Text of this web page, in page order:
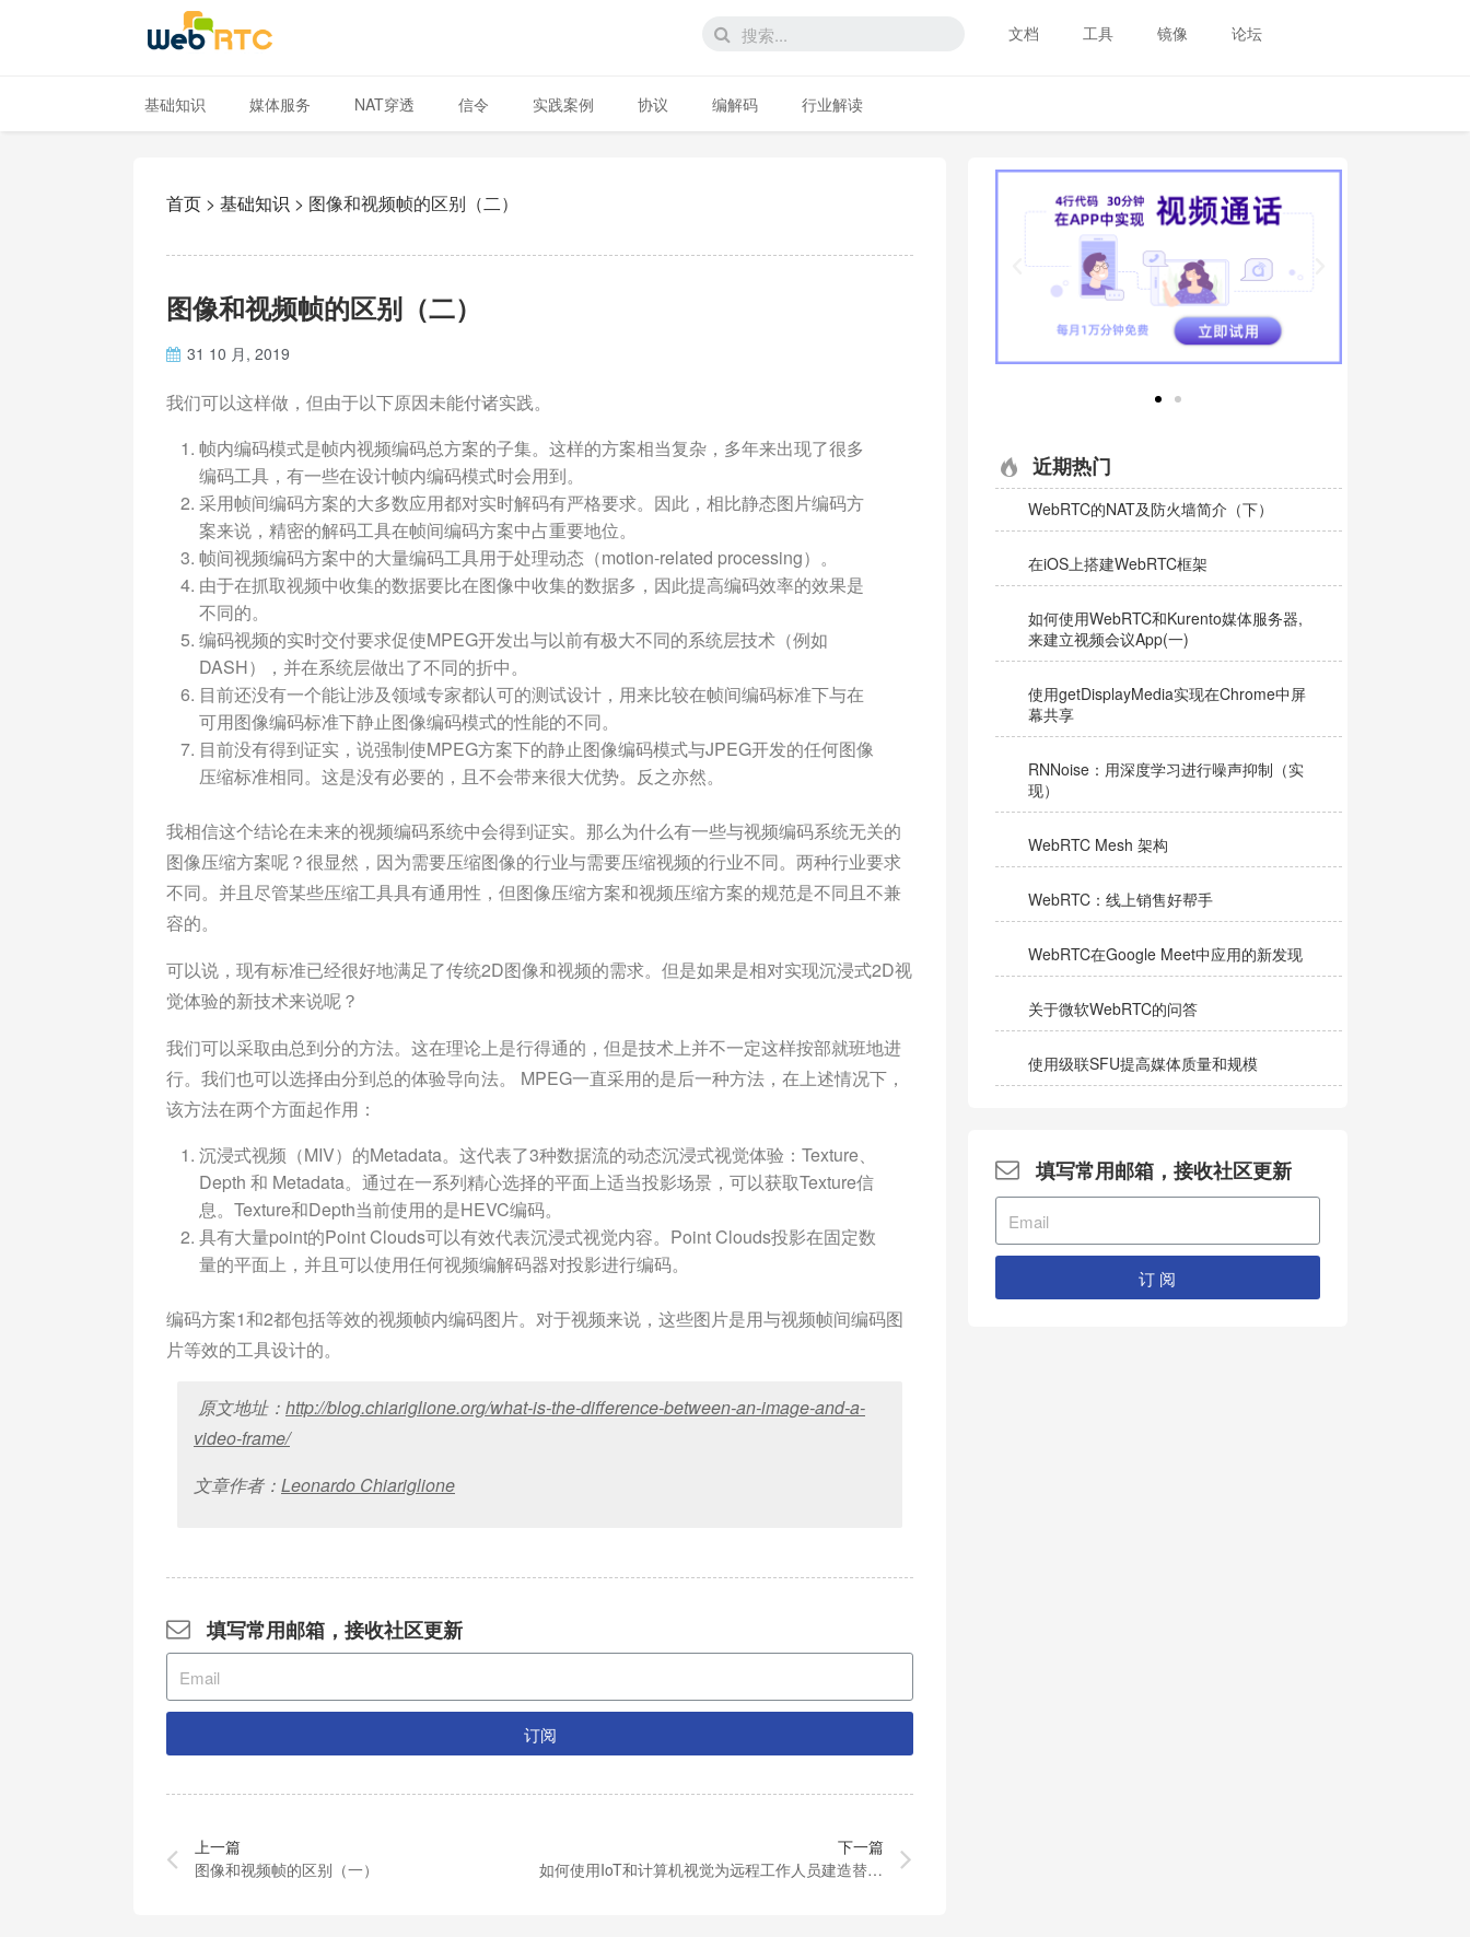
文档 工具 镜像 论坛
基础知识 媒体服务 NAT穿透 信令 实践案例 协议 编解码 行业解读
首页 > 基础知识 > 图像和视频帧的区别（二）
图像和视频帧的区别（二）
31 10 月, 2019
我们可以这样做，但由于以下原因未能付诸实践。
帧内编码模式是帧内视频编码总方案的子集。这样的方案相当复杂，多年来出现了很多
编码工具，有一些在设计帧内编码模式时会用到。
采用帧间编码方案的大多数应用都对实时解码有严格要求。因此，相比静态图片编码方
案来说，精密的解码工具在帧间编码方案中占重要地位。
帧间视频编码方案中的大量编码工具用于处理动态（motion-related processing）。
由于在抓取视频中收集的数据要比在图像中收集的数据多，因此提高编码效率的效果是
不同的。
编码视频的实时交付要求促使MPEG开发出与以前有极大不同的系统层技术（例如
DASH），并在系统层做出了不同的折中。
目前还没有一个能让涉及领域专家都认可的测试设计，用来比较在帧间编码标准下与在
可用图像编码标准下静止图像编码模式的性能的不同。
目前没有得到证实，说强制使MPEG方案下的静止图像编码模式与JPEG开发的任何图像
压缩标准相同。这是没有必要的，且不会带来很大优势。反之亦然。
我相信这个结论在未来的视频编码系统中会得到证实。那么为什么有一些与视频编码系统无关的
图像压缩方案呢？很显然，因为需要压缩图像的行业与需要压缩视频的行业不同。两种行业要求
不同。并且尽管某些压缩工具具有通用性，但图像压缩方案和视频压缩方案的规范是不同且不兼
容的。
可以说，现有标准已经很好地满足了传统2D图像和视频的需求。但是如果是相对实现沉浸式2D视
觉体验的新技术来说呢？
我们可以采取由总到分的方法。这在理论上是行得通的，但是技术上并不一定这样按部就班地进
行。我们也可以选择由分到总的体验导向法。 MPEG一直采用的是后一种方法，在上述情况下，
该方法在两个方面起作用：
沉浸式视频（MIV）的Metadata。这代表了3种数据流的动态沉浸式视觉体验：Texture、
Depth 和 Metadata。通过在一系列精心选择的平面上适当投影场景，可以获取Texture信
息。Texture和Depth当前使用的是HEVC编码。
具有大量point的Point Clouds可以有效代表沉浸式视觉内容。Point Clouds投影在固定数
量的平面上，并且可以使用任何视频编解码器对投影进行编码。
编码方案1和2都包括等效的视频帧内编码图片。对于视频来说，这些图片是用与视频帧间编码图
片等效的工具设计的。
原文地址： http://blog.chiariglione.org/what-is-the-difference-between-an-image-and-a-
video-frame/
文章作者： Leonardo Chiariglione
填写常用邮箱，接收社区更新
订阅
上一篇
图像和视频帧的区别（一）
下一篇
如何使用IoT和计算机视觉为远程工作人员建造替代机器人（一）
近期热门
WebRTC的NAT及防火墙简介（下）
在iOS上搭建WebRTC框架
如何使用WebRTC和Kurento媒体服务器,
来建立视频会议App(一)
使用getDisplayMedia实现在Chrome中屏
幕共享
RNNoise：用深度学习进行噪声抑制（实
现）
WebRTC Mesh 架构
WebRTC：线上销售好帮手
WebRTC在Google Meet中应用的新发现
关于微软WebRTC的问答
使用级联SFU提高媒体质量和规模
填写常用邮箱，接收社区更新
订 阅